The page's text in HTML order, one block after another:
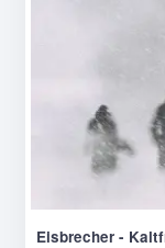
Eisbrecher -